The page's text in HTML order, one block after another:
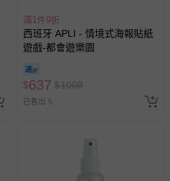
滿1件9折
西班牙 APLI - 情境式海報貼紙
遊戲-都會遊樂園
$637 $1008
已售出 5